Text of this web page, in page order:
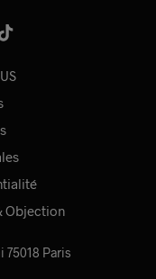
Objection
75018 Paris